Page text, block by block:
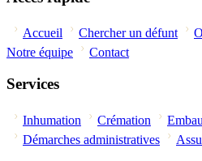
Accueil Chercher un défunt
Notre équipe
Contact
Services
Inhumation Crémation
Démarches administratives